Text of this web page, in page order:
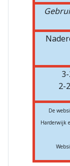
2-
De
Harderwijk